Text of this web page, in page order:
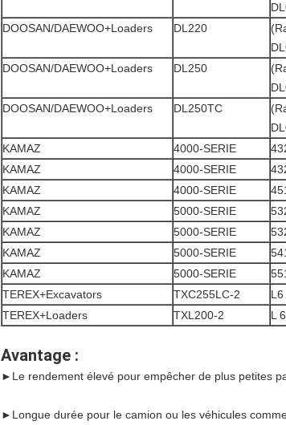
DOOSAN/DAEWOO+Loaders
DL220
DOOSAN/DAEWOO+Loaders
DL250
DOOSAN/DAEWOO+Loaders
DL250TC
KAMAZ
4000-SERIE
KAMAZ
4000-SERIE
KAMAZ
4000-SERIE
KAMAZ
5000-SERIE
KAMAZ
5000-SERIE
KAMAZ
5000-SERIE
KAMAZ
5000-SERIE
TEREX+Excavators
TXC255LC-2
TEREX+Loaders
TXL200-2 L
Avantage :
► Le rendement élevé pour empêcher de plus petites
►Longue durée pour le camion ou les véhicules